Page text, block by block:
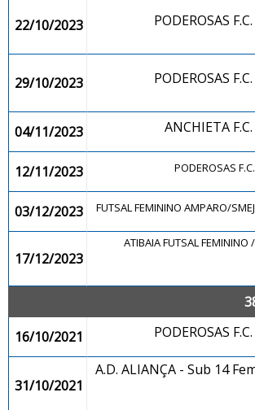
22/10/2023 PODEROSAS F.C.
29/10/2023 PODEROSAS F.C.
04/11/2023 ANCHIETA F.C.
12/11/2023 PODEROSAS F.C.
03/12/2023 FUTSAL FEMININO AMPARO/SMEJ
17/12/2023
ATIBAIA FUTSAL FEMININO
16/10/2021
PODEROSAS F.C.
31/10/2021
A.D. ALIANÇA - Sub 14